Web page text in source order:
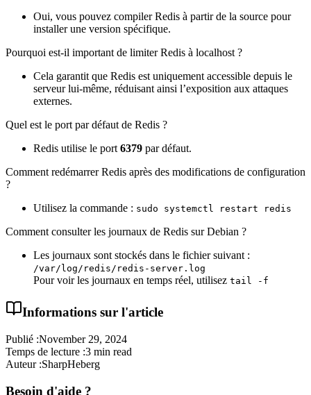
Oui, vous pouvez compiler Redis à partir de la source pour
installer une version spécifique.
Pourquoi est-il important de limiter Redis à localhost ?
Cela garantit que Redis est uniquement accessible depuis le
serveur lui-même, réduisant ainsi l’exposition aux attaques
externes.
Quel est le port par défaut de Redis ?
Redis utilise le port 6379 par défaut.
Comment redémarrer Redis après des modifications de configuration
?
Utilisez la commande : sudo systemctl restart redis
Comment consulter les journaux de Redis sur Debian ?
Les journaux sont stockés dans le fichier suivant :
/var/log/redis/redis-server.log
Pour voir les journaux en temps réel, utilisez tail -f
Informations sur l'article
Publié :November 29, 2024
Temps de lecture :3 min read
Auteur :SharpHeberg
Besoin d'aide ?